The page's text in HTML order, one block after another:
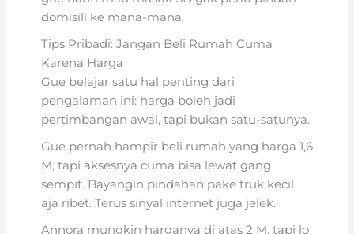
domisili ke mana-mana.
Tips Pribadi: Jangan Beli Rumah Cuma
Karena Harga
Gue belajar satu hal penting dari
pengalaman ini: harga boleh jadi
pertimbangan awal, tapi bukan satu-satunya.
Gue pernah hampir beli rumah yang harga 1,6
M, tapi aksesnya cuma bisa lewat gang
sempit. Bayangin pindahan pake truk kecil
aja ribet. Terus sinyal internet juga jelek.
Annora mungkin harganya di atas 2 M, tapi lo